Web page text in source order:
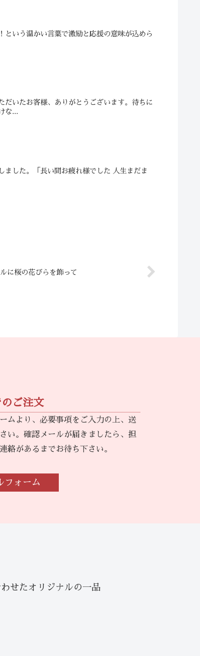
いう温かい言葉で激励と応援の意味が込めら
いたお客様、ありがとうございます。待ちに
な...
した。「長い間お疲れ様でした 人生まだま
に桜の花びらを飾って
のご注文
ムより、必要事項をご入力の上、送
い。確認メールが届きましたら、担
絡があるまでお待ち下さい。
フォーム